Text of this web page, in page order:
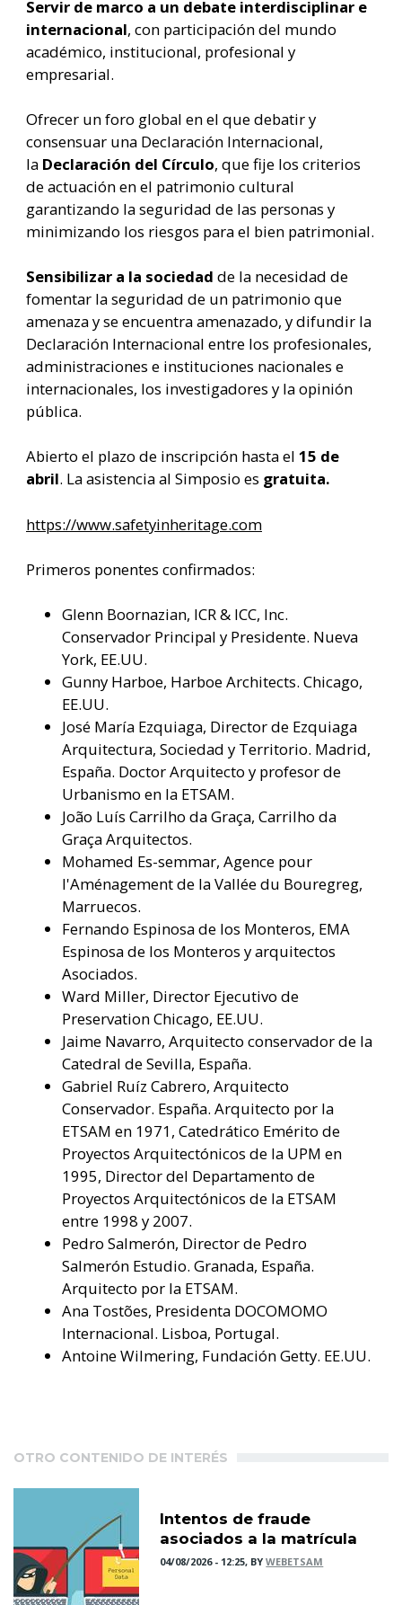
Servir de marco a un debate interdisciplinar e
internacional, con participación del mundo
académico, institucional, profesional y
empresarial.
Ofrecer un foro global en el que debatir y
consensuar una Declaración Internacional,
la Declaración del Círculo, que fije los criterios
de actuación en el patrimonio cultural
garantizando la seguridad de las personas y
minimizando los riesgos para el bien patrimonial.
Sensibilizar a la sociedad de la necesidad de
fomentar la seguridad de un patrimonio que
amenaza y se encuentra amenazado, y difundir la
Declaración Internacional entre los profesionales,
administraciones e instituciones nacionales e
internacionales, los investigadores y la opinión
pública.
Abierto el plazo de inscripción hasta el 15 de
abril. La asistencia al Simposio es gratuita.
https://www.safetyinheritage.com
Primeros ponentes confirmados:
Glenn Boornazian, ICR & ICC, Inc.
Conservador Principal y Presidente. Nueva
York, EE.UU.
Gunny Harboe, Harboe Architects. Chicago,
EE.UU.
José María Ezquiaga, Director de Ezquiaga
Arquitectura, Sociedad y Territorio. Madrid,
España. Doctor Arquitecto y profesor de
Urbanismo en la ETSAM.
João Luís Carrilho da Graça, Carrilho da
Graça Arquitectos.
Mohamed Es-semmar, Agence pour
l'Aménagement de la Vallée du Bouregreg,
Marruecos.
Fernando Espinosa de los Monteros, EMA
Espinosa de los Monteros y arquitectos
Asociados.
Ward Miller, Director Ejecutivo de
Preservation Chicago, EE.UU.
Jaime Navarro, Arquitecto conservador de la
Catedral de Sevilla, España.
Gabriel Ruíz Cabrero, Arquitecto
Conservador. España. Arquitecto por la
ETSAM en 1971, Catedrático Emérito de
Proyectos Arquitectónicos de la UPM en
1995, Director del Departamento de
Proyectos Arquitectónicos de la ETSAM
entre 1998 y 2007.
Pedro Salmerón, Director de Pedro
Salmerón Estudio. Granada, España.
Arquitecto por la ETSAM.
Ana Tostões, Presidenta DOCOMOMO
Internacional. Lisboa, Portugal.
Antoine Wilmering, Fundación Getty. EE.UU.
OTRO CONTENIDO DE INTERÉS
Intentos de fraude
asociados a la matrícula
04/08/2026 - 12:25, BYWEBETSAM